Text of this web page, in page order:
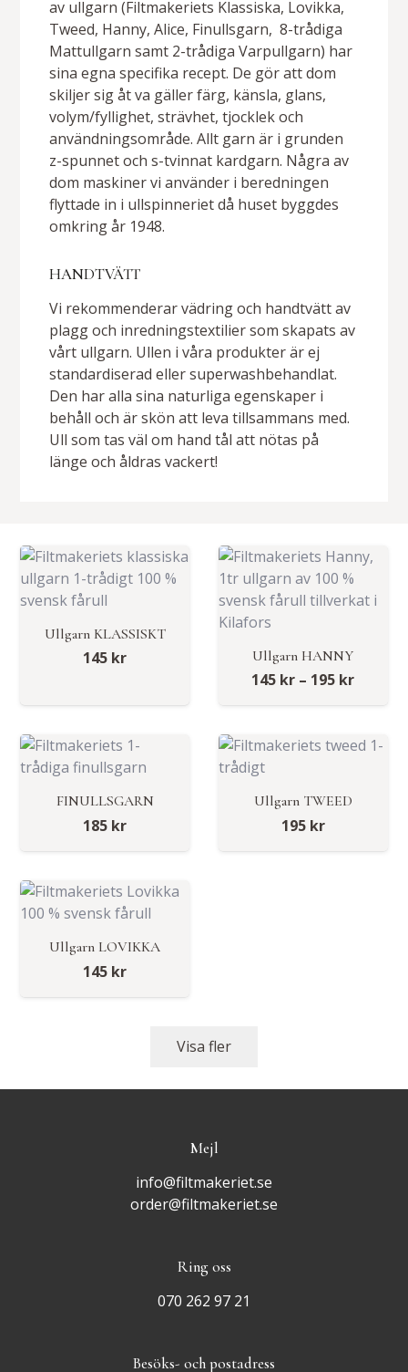
av ullgarn (Filtmakeriets Klassiska, Lovikka,
Tweed, Hanny, Alice, Finullsgarn, 8-trådiga
Mattullgarn samt 2-trådiga Varpullgarn) har
sina egna specifika recept. De gör att dom
skiljer sig åt va gäller färg, känsla, glans,
volym/fyllighet, strävhet, tjocklek och
användningsområde. Allt garn är i grunden
z-spunnet och s-tvinnat kardgarn. Några av
dom maskiner vi använder i beredningen
flyttade in i ullspinneriet då huset byggdes
omkring år 1948.
HANDTVÄTT
Vi rekommenderar vädring och handtvätt av
plagg och inredningstextilier som skapats av
vårt ullgarn. Ullen i våra produkter är ej
standardiserad eller superwashbehandlat.
Den har alla sina naturliga egenskaper i
behåll och är skön att leva tillsammans med.
Ull som tas väl om hand tål att nötas på
länge och åldras vackert!
Ullgarn KLASSISKT
145 kr Ullgarn HANNY
145 kr – 195 kr
195 kr
FINULLSGARN
185 kr
Ullgarn TWEED
195 kr
Ullgarn LOVIKKA
145 kr
Visa fler
Mejl
info@filtmakeriet.se
order@filtmakeriet.se
Ring oss
070 262 97 21
Besöks- och postadress